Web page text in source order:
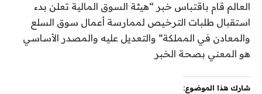
العالم قام باقتباس خبر “هيئة السوق المالية تعلن بدء
استقبال طلبات الترخيص لممارسة أعمال سوق السلع
والمعادن في المملكة” والتعديل عليه والمصدر الأساسي
هو المعني بصحة الخبر
شارك هذا الموضوع: